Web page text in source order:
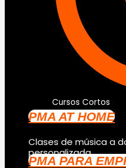
Cursos Cortos
PMA AT HOME
Clases de música a
personalizada.
PMA PARA